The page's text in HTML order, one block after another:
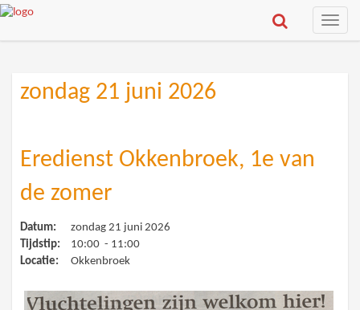
Toggle
zondag 21 juni 2026
Eredienst Okkenbroek, 1e van
de zomer
Datum:
zondag 21 juni 2026
Tijdstip:
10:00 - 11:00
Locatie:
Okkenbroek